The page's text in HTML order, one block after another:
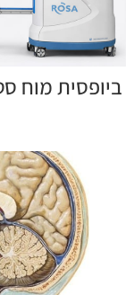
ביופסית מוח